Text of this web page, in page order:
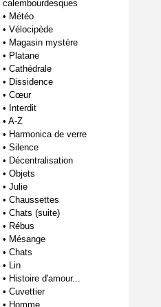
calembourdesques
• Météo
• Vélocipède
• Magasin mystère
• Platane
• Cathédrale
• Dissidence
• Cœur
• Interdit
• A-Z
• Harmonica de verre
• Silence
• Décentralisation
• Objets
• Julie
• Chaussettes
• Chats (suite)
• Rébus
• Mésange
• Chats
• Lin
• Histoire d'amour...
• Cuvettier
• Homme